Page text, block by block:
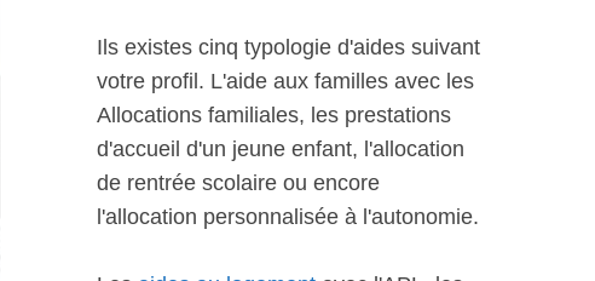
Ils existes cinq typologie d'aides suivant
votre profil. L'aide aux familles avec les
Allocations familiales, les prestations
d'accueil d'un jeune enfant, l'allocation
de rentrée scolaire ou encore
l'allocation personnalisée à l'autonomie.